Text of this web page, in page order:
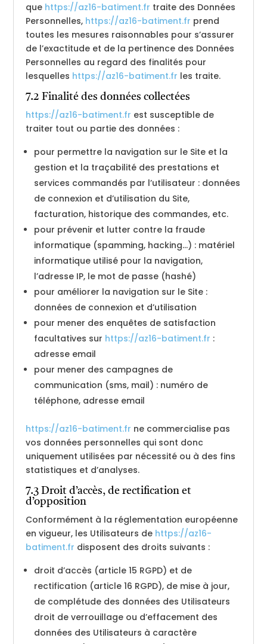
que https://az16-batiment.fr traite des Données
Personnelles, https://az16-batiment.fr prend
toutes les mesures raisonnables pour s’assurer
de l’exactitude et de la pertinence des Données
Personnelles au regard des finalités pour
lesquelles https://az16-batiment.fr les traite.
7.2 Finalité des données collectées
https://az16-batiment.fr est susceptible de
traiter tout ou partie des données :
pour permettre la navigation sur le Site et la
gestion et la traçabilité des prestations et
services commandés par l’utilisateur : données
de connexion et d’utilisation du Site,
facturation, historique des commandes, etc.
pour prévenir et lutter contre la fraude
informatique (spamming, hacking…) : matériel
informatique utilisé pour la navigation,
l’adresse IP, le mot de passe (hashé)
pour améliorer la navigation sur le Site :
données de connexion et d’utilisation
pour mener des enquêtes de satisfaction
facultatives sur https://az16-batiment.fr :
adresse email
pour mener des campagnes de
communication (sms, mail) : numéro de
téléphone, adresse email
https://az16-batiment.fr ne commercialise pas
vos données personnelles qui sont donc
uniquement utilisées par nécessité ou à des fins
statistiques et d’analyses.
7.3 Droit d’accès, de rectification et
d’opposition
Conformément à la réglementation européenne
en vigueur, les Utilisateurs de https://az16-
batiment.fr disposent des droits suivants :
droit d’accès (article 15 RGPD) et de
rectification (article 16 RGPD), de mise à jour,
de complétude des données des Utilisateurs
droit de verrouillage ou d’effacement des
données des Utilisateurs à caractère